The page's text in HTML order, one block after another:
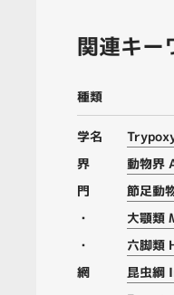
関連キー
種類
学名
界
動物界
門
節足動
・
大顎類
・
六脚類
網
昆虫綱